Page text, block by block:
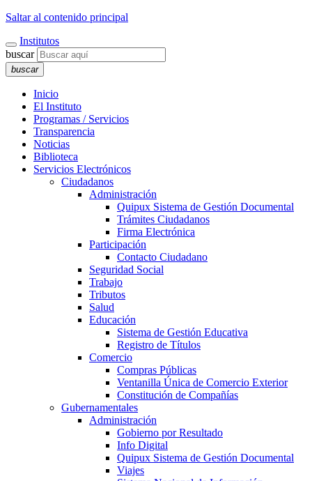
Saltar al contenido principal
Institutos
buscar
buscar
Inicio
El Instituto
Programas / Servicios
Transparencia
Noticias
Biblioteca
Servicios Electrónicos
Ciudadanos
Administración
Quipux Sistema de Gestión Documental
Trámites Ciudadanos
Firma Electrónica
Participación
Contacto Ciudadano
Seguridad Social
Trabajo
Tributos
Salud
Educación
Sistema de Gestión Educativa
Registro de Títulos
Comercio
Compras Públicas
Ventanilla Única de Comercio Exterior
Constitución de Compañías
Gubernamentales
Administración
Gobierno por Resultado
Info Digital
Quipux Sistema de Gestión Documental
Viajes